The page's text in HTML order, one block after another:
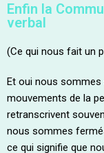
Enfin la
verbal
(Ce qui nous fait un
Et oui nous
mouvements de la
retranscrivent
nous sommes
ce qui signifie que